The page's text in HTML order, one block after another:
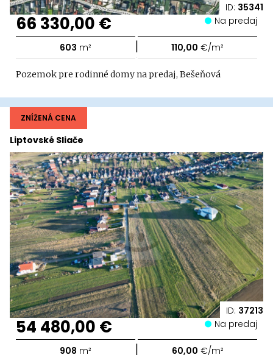
ID: 35341
66 330,00 € Na predaj
603 m² | 110,00 €/m²
Pozemok pre rodinné domy na predaj, Bešeňová
ID: 37213
Liptovské Sliače
ZNÍŽENÁ CENA
54 480,00 € Na predaj
908 m² | 60,00 €/m²